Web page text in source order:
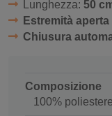
Lunghezza: 50
Estremità aperta
Chiusura
Composizione
100%